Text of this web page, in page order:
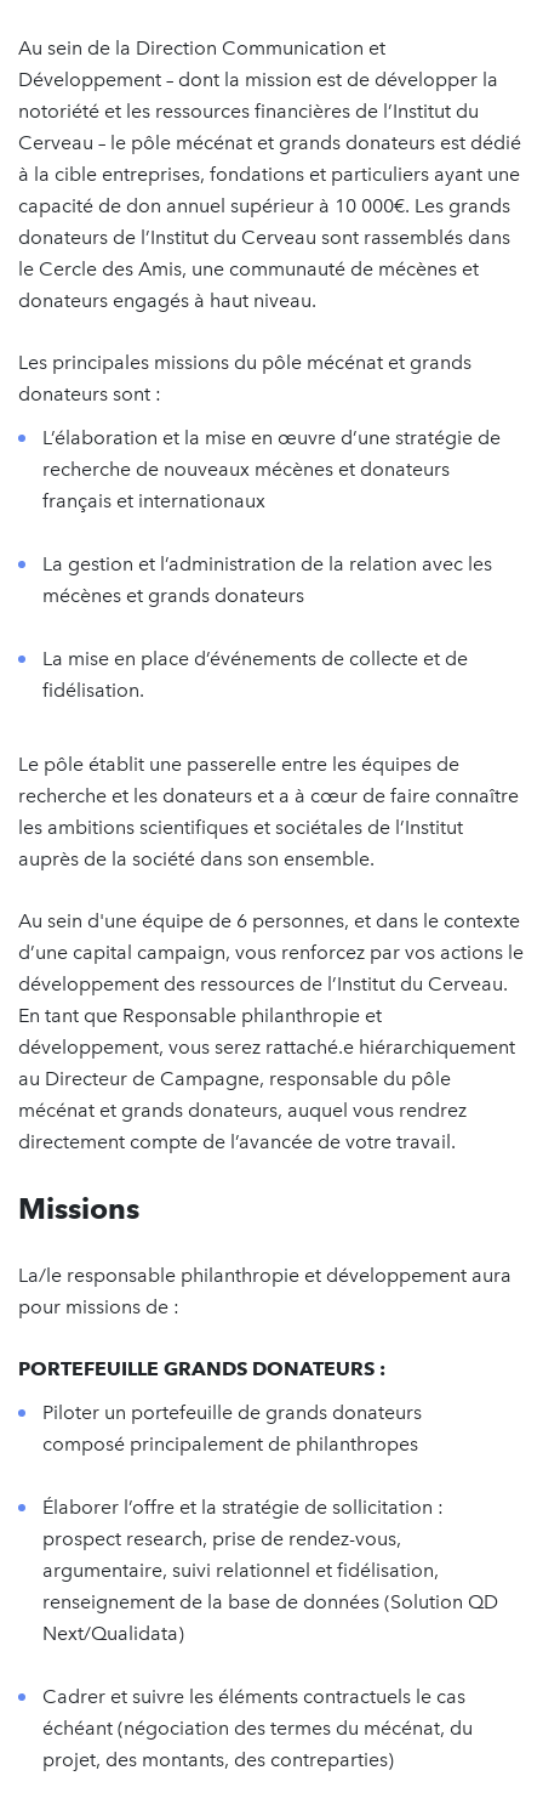
Au sein de la Direction Communication et
Développement – dont la mission est de développer la
notoriété et les ressources financières de l’Institut du
Cerveau – le pôle mécénat et grands donateurs est dédié
à la cible entreprises, fondations et particuliers ayant une
capacité de don annuel supérieur à 10 000€. Les grands
donateurs de l’Institut du Cerveau sont rassemblés dans
le Cercle des Amis, une communauté de mécènes et
donateurs engagés à haut niveau.
Les principales missions du pôle mécénat et grands
donateurs sont :
L’élaboration et la mise en œuvre d’une stratégie de
recherche de nouveaux mécènes et donateurs
français et internationaux
La gestion et l’administration de la relation avec les
mécènes et grands donateurs
La mise en place d’événements de collecte et de
fidélisation.
Le pôle établit une passerelle entre les équipes de
recherche et les donateurs et a à cœur de faire connaître
les ambitions scientifiques et sociétales de l’Institut
auprès de la société dans son ensemble.
Au sein d'une équipe de 6 personnes, et dans le contexte
d’une capital campaign, vous renforcez par vos actions le
développement des ressources de l’Institut du Cerveau.
En tant que Responsable philanthropie et
développement, vous serez rattaché.e hiérarchiquement
au Directeur de Campagne, responsable du pôle
mécénat et grands donateurs, auquel vous rendrez
directement compte de l’avancée de votre travail.
Missions
La/le responsable philanthropie et développement aura
pour missions de :
PORTEFEUILLE GRANDS DONATEURS :
Piloter un portefeuille de grands donateurs
composé principalement de philanthropes
Élaborer l’offre et la stratégie de sollicitation :
prospect research, prise de rendez-vous,
argumentaire, suivi relationnel et fidélisation,
renseignement de la base de données (Solution QD
Next/Qualidata)
Cadrer et suivre les éléments contractuels le cas
échéant (négociation des termes du mécénat, du
projet, des montants, des contreparties)